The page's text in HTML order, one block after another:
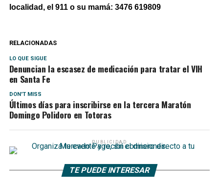
localidad, el 911 o su mamá: 3476 619809
RELACIONADAS
LO QUE SIGUE
Denuncian la escasez de medicación para tratar el VIH
en Santa Fe
DON'T MISS
Últimos días para inscribirse en la tercera Maratón
Domingo Polidoro en Totoras
PUBLICIDAD
TE PUEDE INTERESAR